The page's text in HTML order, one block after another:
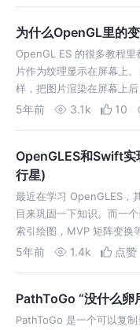
为什么OpenGL里的
OpenGL ES 的很多教程
片作为纹理显示在屏幕上
样，把图片渲染在屏幕上
前的顶点坐标，乘以绕 z
5年前 3.1k 10
OpenGLES和Swift
行星)
最近在学习 OpenGLES，
目来巩固一下知识。而一
索引绘图，MVP 矩阵变换
择用 Swift 来写，当然用
5年前 1.4k 点赞
PathToGo “没什么卵
PathToGo 是一个可以复